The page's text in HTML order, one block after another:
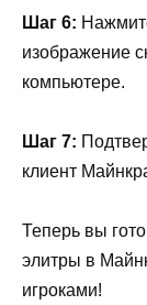
Шаг 6:
изображение
компьютере.
Шаг 7:
клиент
Теперь вы
элитры в
игроками!